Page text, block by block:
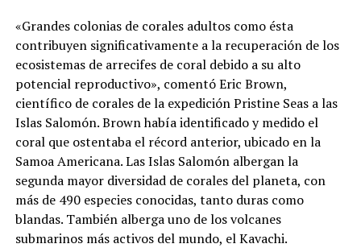
«Grandes colonias de corales adultos como ésta
contribuyen significativamente a la recuperación de los
ecosistemas de arrecifes de coral debido a su alto
potencial reproductivo», comentó Eric Brown,
científico de corales de la expedición Pristine Seas a las
Islas Salomón. Brown había identificado y medido el
coral que ostentaba el récord anterior, ubicado en la
Samoa Americana. Las Islas Salomón albergan la
segunda mayor diversidad de corales del planeta, con
más de 490 especies conocidas, tanto duras como
blandas. También alberga uno de los volcanes
submarinos más activos del mundo, el Kavachi.